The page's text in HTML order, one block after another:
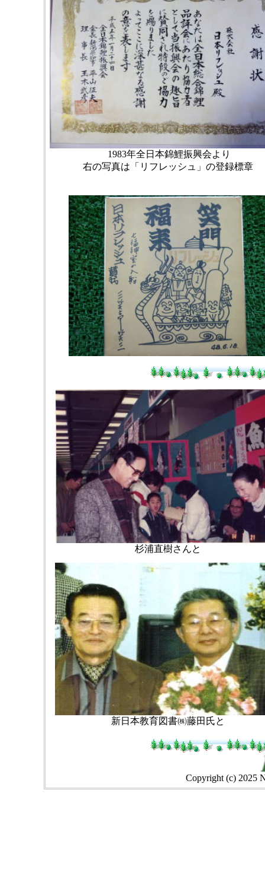
1983年全日本錦鯉振興会より
右の写真は「リフレッシュ」の登録標章
杉浦直樹さんと
新日本教育図書㈱藤田氏と
Copyright (c) 2025